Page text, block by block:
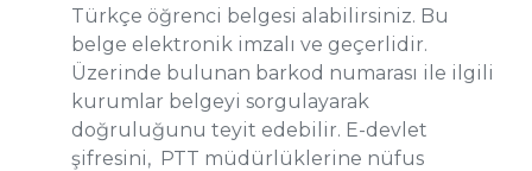
Türkçe öğrenci belgesi alabilirsiniz. Bu
belge elektronik imzalı ve geçerlidir.
Üzerinde bulunan barkod numarası ile ilgili
kurumlar belgeyi sorgulayarak
doğruluğunu teyit edebilir. E-devlet
şifresini, PTT müdürlüklerine nüfus